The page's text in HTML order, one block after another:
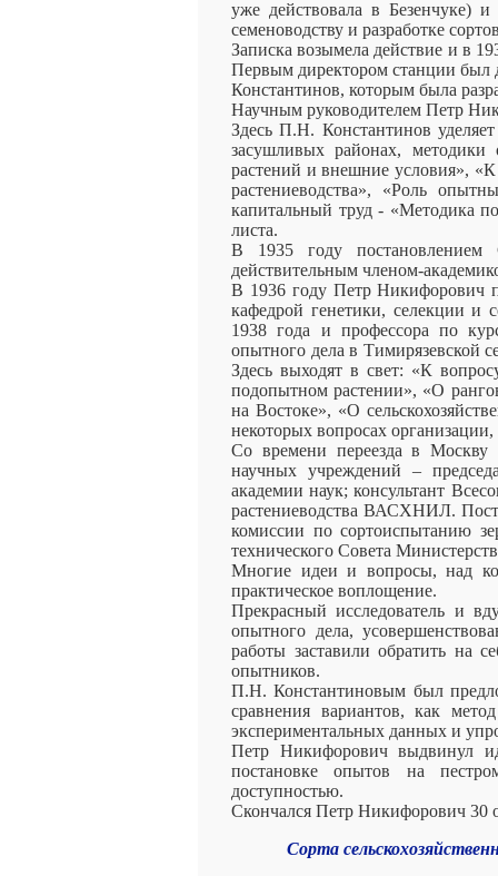
уже действовала в Безенчуке)
семеноводству и разработке
Записка возымела действие и в
Первым директором станции был
Константинов, которым была
Научным руководителем Петр
Здесь П.Н. Константинов
засушливых районах,
растений и внешние условия», «К
растениеводства», «Роль
капитальный труд - «Методика
листа.
В 1935 году постановлением
действительным членом-
В 1936 году Петр Никифорович
кафедрой генетики, селекции и
1938 года и профессора по
опытного дела в Тимирязевской
Здесь выходят в свет: «К
подопытном растении», «О
на Востоке», «О
некоторых вопросах
Со времени переезда в Москву
научных учреждений –
академии наук; консультант
растениеводства ВАСХНИЛ.
комиссии по сортоиспытанию
технического Совета
Многие идеи и вопросы, над
практическое воплощение.
Прекрасный исследователь и
опытного дела,
работы заставили обратить на
опытников.
П.Н. Константиновым был
сравнения вариантов, как
экспериментальных данных и
Петр Никифорович выдвинул
постановке опытов на
доступностью.
Скончался Петр Никифорович 30
Сорта